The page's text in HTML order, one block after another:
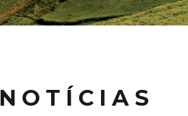
NOTÍCIAS